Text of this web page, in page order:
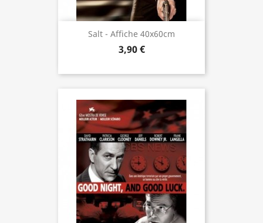
Salt - Affiche 40x60cm
3,90 €